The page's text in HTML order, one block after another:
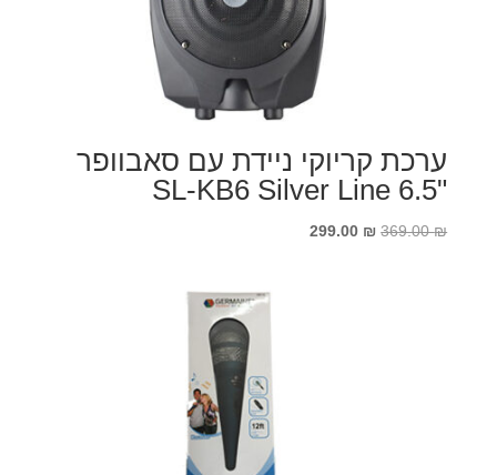
ערכת קריוקי ניידת עם סאבוופר
"6.5 SL-KB6 Silver Line
369.00₪
המחיר
299.00 ₪
המחיר
299.00 ₪.